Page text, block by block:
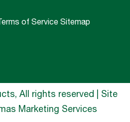
of Service Sitemap
All rights reserved | Site
Marketing Services